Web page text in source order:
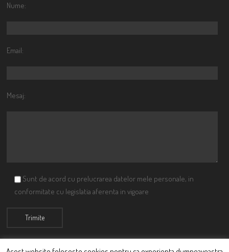
Nume:
Email:
Mesaj:
Sunt de acord cu prelucrarea datelor mele personale, in
conformitate cu legislatia aferenta in vigoare